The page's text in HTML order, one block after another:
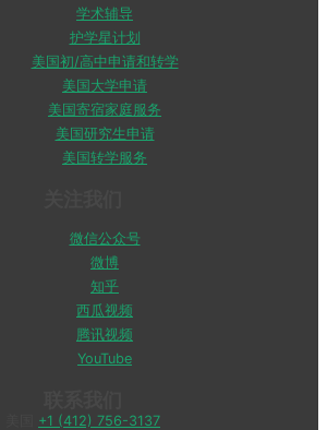
学术辅导
护学星计划
美国初/高中申请和转学
美国大学申请
美国寄宿家庭服务
美国研究生申请
美国转学服务
微信公众号
微博
知乎
西瓜视频
腾讯视频
YouTube
+1 (412) 756-3137